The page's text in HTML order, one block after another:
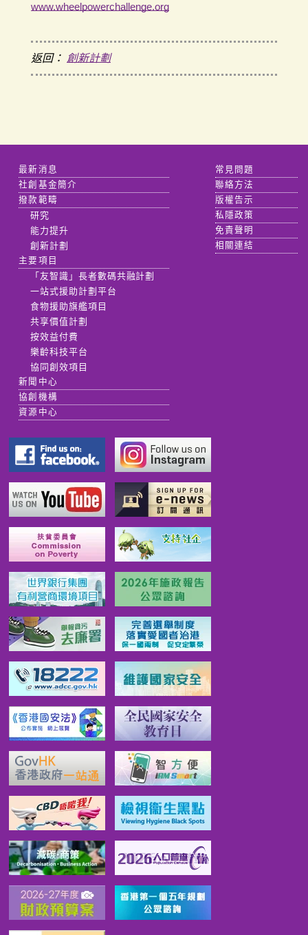
www.wheelpowerchallenge.org
返回： 創新計劃
最新消息
社創基金簡介
撥款範疇
研究
能力提升
創新計劃
主要項目
「友智識」長者數碼共融計劃
一站式援助計劃平台
食物援助旗艦項目
共享價值計劃
按效益付費
樂齡科技平台
協同創效項目
新聞中心
協創機構
資源中心
常見問題
聯絡方法
版權告示
私隱政策
免責聲明
相關連結